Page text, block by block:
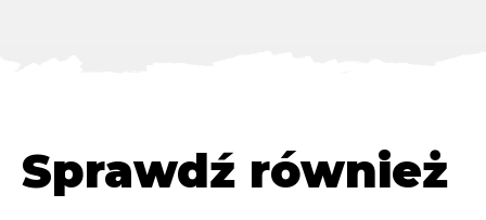
Sprawdź również